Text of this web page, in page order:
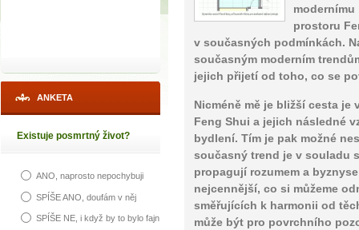
ANKETA
Existuje posmrtný život?
ANO, naprosto nepochybuji
SPÍŠE ANO, doufám v něj
SPÍŠE NE, i když by to bylo fajn
prostoru
v současných podmínkách.
současným moderním
jejich přijetí od toho, co se
Nicméně mě je bližší cesta
Feng Shui a jejich následné
bydlení. Tím je pak možné
současný trend je v souladu
propagují rozumem a
nejcennější, co si můžeme
směřujících k harmonii od
může být pro povrchního